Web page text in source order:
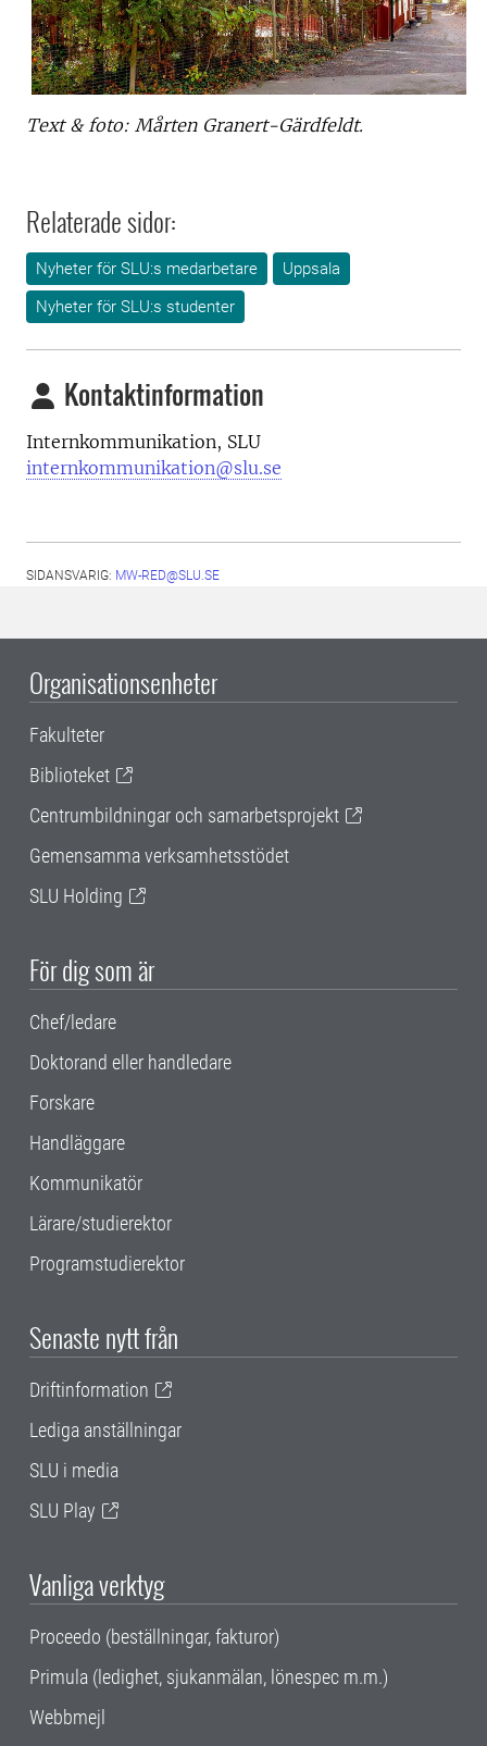
Text & foto: Mårten Granert-Gärdfeldt.
Relaterade sidor:
Nyheter för SLU:s medarbetare
Uppsala
Nyheter för SLU:s studenter
Kontaktinformation
Internkommunikation, SLU
internkommunikation@slu.se
SIDANSVARIG: MW-RED@SLU.SE
Organisationsenheter
Fakulteter
Biblioteket
Centrumbildningar och samarbetsprojekt
Gemensamma verksamhetsstödet
SLU Holding
För dig som är
Chef/ledare
Doktorand eller handledare
Forskare
Handläggare
Kommunikatör
Lärare/studierektor
Programstudierektor
Senaste nytt från
Driftinformation
Lediga anställningar
SLU i media
SLU Play
Vanliga verktyg
Proceedo (beställningar, fakturor)
Primula (ledighet, sjukanmälan, lönespec m.m.)
Webbmejl